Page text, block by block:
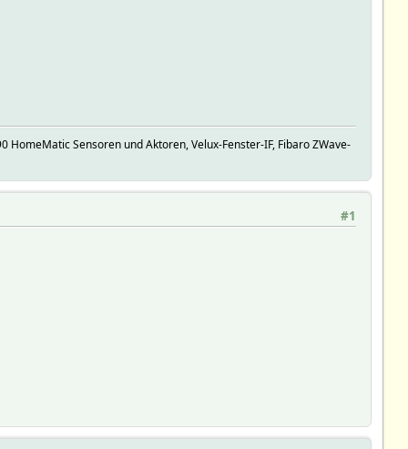
Sensoren und Aktoren, Velux-Fenster-IF, Fibaro ZWave-
#1